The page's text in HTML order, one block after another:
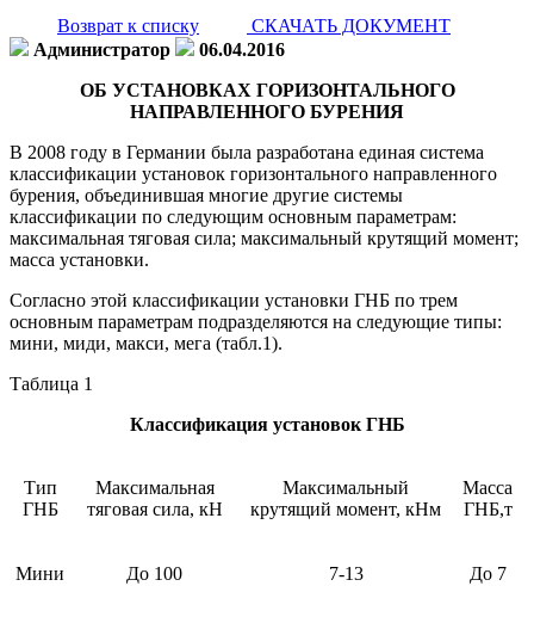
Возврат к списку
СКАЧАТЬ ДОКУМЕНТ
Администратор
06.04.2016
ОБ УСТАНОВКАХ ГОРИЗОНТАЛЬНОГО
НАПРАВЛЕННОГО БУРЕНИЯ
В 2008 году в Германии была разработана единая система
классификации установок горизонтального направленного
бурения, объединившая многие другие системы
классификации по следующим основным параметрам:
максимальная тяговая сила; максимальный крутящий момент;
масса установки.
Согласно этой классификации установки ГНБ по трем
основным параметрам подразделяются на следующие типы:
мини, миди, макси, мега (табл.1).
Таблица 1
Классификация установок ГНБ
Тип
ГНБ
Максимальная
тяговая сила, кН
Максимальный
крутящий момент, кНм
Масса
ГНБ,т
Мини До 100 7-13 До 7